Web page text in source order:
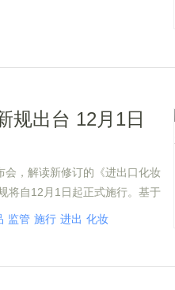
受到消费者欢迎，也带动了整
规出台 12月1日
会，解读新修订的《进出口化妆
将自12月1日起正式施行。基于
妆品电子标签试点。
监管 施行 进出 化妆